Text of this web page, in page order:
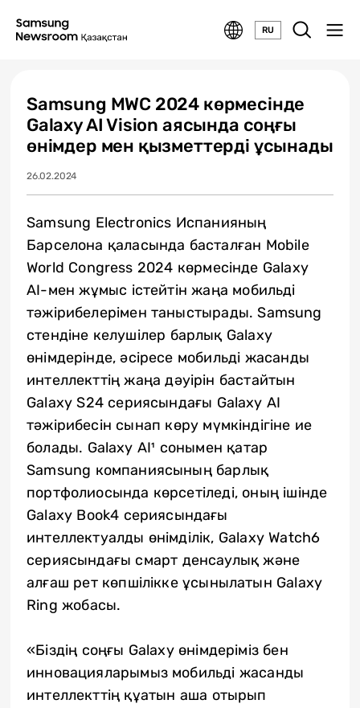
RU
Samsung MWC 2024 көрмесінде
Galaxy AI Vision аясында соңғы
өнімдер мен қызметтерді ұсынады
26.02.2024
Samsung Electronics Испанияның
Барселона қаласында басталған Mobile
World Congress 2024 көрмесінде Galaxy
AI-мен жұмыс істейтін жаңа мобильді
тәжірибелерімен таныстырады. Samsung
стендіне келушілер барлық Galaxy
өнімдерінде, әсіресе мобильді жасанды
интеллекттің жаңа дәуірін бастайтын
Galaxy S24 сериясындағы Galaxy AI
тәжірибесін сынап көру мүмкіндігіне ие
болады. Galaxy AI¹ сонымен қатар
Samsung компаниясының барлық
портфолиосында көрсетіледі, оның ішінде
Galaxy Book4 сериясындағы
интеллектуалды өнімділік, Galaxy Watch6
сериясындағы смарт денсаулық және
алғаш рет көпшілікке ұсынылатын Galaxy
Ring жобасы.
«Біздің соңғы Galaxy өнімдеріміз бен
инновацияларымыз мобильді жасанды
интеллекттің құатын аша отырып